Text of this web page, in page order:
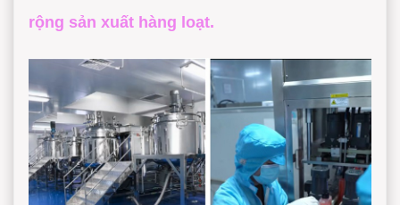
rộng sản xuất hàng loạt.